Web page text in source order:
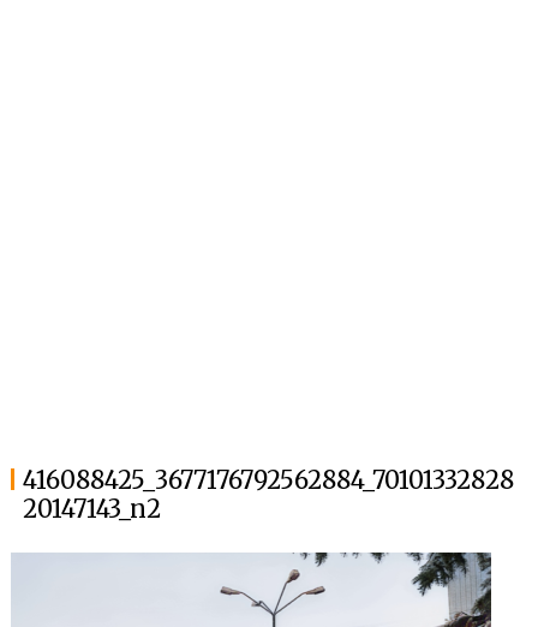
416088425_3677176792562884_70101332828
20147143_n2